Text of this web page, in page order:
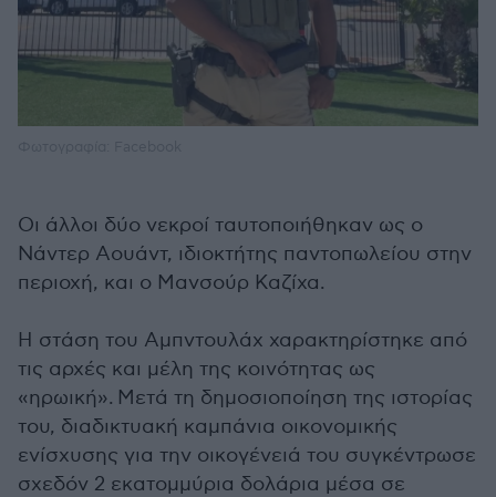
Οι άλλοι δύο νεκροί ταυτοποιήθηκαν ως ο
Νάντερ Αουάντ, ιδιοκτήτης παντοπωλείου στην
περιοχή, και ο Μανσούρ Καζίχα.
Η στάση του Αμπντουλάχ χαρακτηρίστηκε από
τις αρχές και μέλη της κοινότητας ως
«ηρωική». Μετά τη δημοσιοποίηση της ιστορίας
του, διαδικτυακή καμπάνια οικονομικής
ενίσχυσης για την οικογένειά του συγκέντρωσε
σχεδόν 2 εκατομμύρια δολάρια μέσα σε